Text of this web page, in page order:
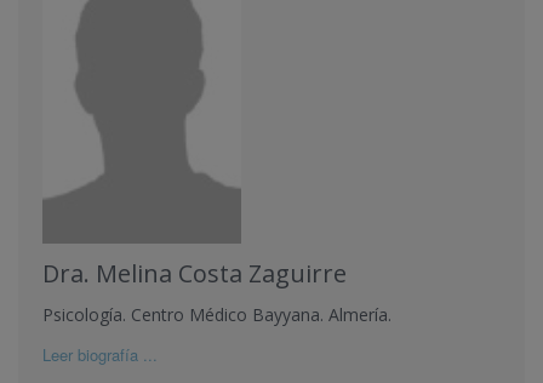
Dra. Melina Costa Zaguirre
Psicología. Centro Médico Bayyana. Almería.
Leer biografía ...